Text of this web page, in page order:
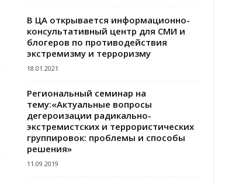
В ЦА открывается информационно-
консультативный центр для СМИ и
блогеров по противодействия
экстремизму и терроризму
18.01.2021
Региональный семинар на
тему:«Актуальные вопросы
дегероизации радикально-
экстремистских и террористических
группировок: проблемы и способы
решения»
11.09.2019